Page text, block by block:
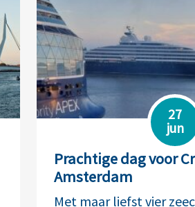
27
jun
Prachtige dag voor
Amsterdam
Met maar liefst vier